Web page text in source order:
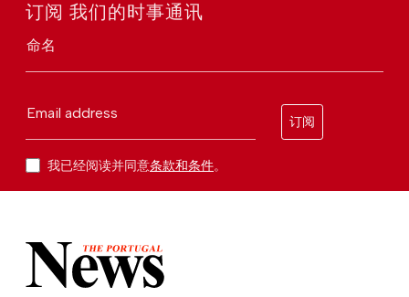
订阅 我们的时事通讯
命名
Email address
订阅
我已经阅读并同意条款和条件。